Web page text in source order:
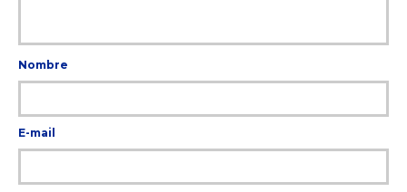
Nombre
E-mail